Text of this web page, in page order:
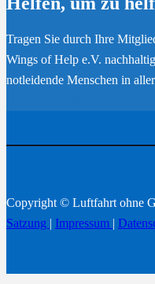
Tragen Sie durch Ihre
Wings of Help e.V.
notleidende Menschen in
Copyright © Luftfahrt ohne
Satzung | Impressum |